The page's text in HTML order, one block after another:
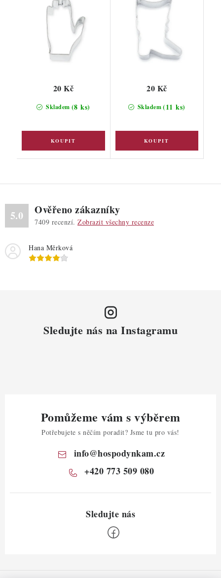
Skladem (8 ks)
20 Kč
Skladem(11 ks)
20 Kč
5.0 Ověřeno zákazníky
7409 recenzí. Zobrazit všechny recenze
Hana Měrková
Sledujte nás na Instagramu
Pomůžeme vám s výběrem
Potřebujete s něčím poradit? Jsme tu pro vás!
info@hospodynkam.cz
+420 773 509 080